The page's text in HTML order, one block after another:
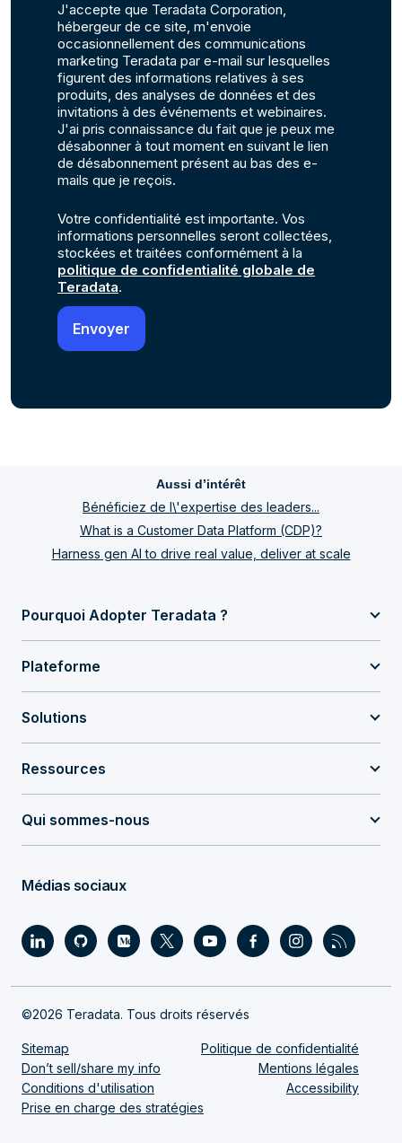
J'accepte que Teradata Corporation,
hébergeur de ce site, m'envoie
occasionnellement des communications
marketing Teradata par e-mail sur lesquelles
figurent des informations relatives à ses
produits, des analyses de données et des
invitations à des événements et webinaires.
J'ai pris connaissance du fait que je peux me
désabonner à tout moment en suivant le lien
de désabonnement présent au bas des e-
mails que je reçois.
Votre confidentialité est importante. Vos
informations personnelles seront collectées,
stockées et traitées conformément à la
politique de confidentialité globale de
Teradata.
Aussi d’intérêt
Bénéficiez de l\'expertise des leaders...
What is a Customer Data Platform (CDP)?
Harness gen AI to drive real value, deliver at scale
Pourquoi Adopter Teradata ?
Plateforme
Solutions
Ressources
Qui sommes-nous
Médias sociaux
©2026 Teradata. Tous droits réservés
Sitemap
Politique de confidentialité
Don’t sell/share my info
Mentions légales
Conditions d'utilisation
Accessibility
Prise en charge des stratégies